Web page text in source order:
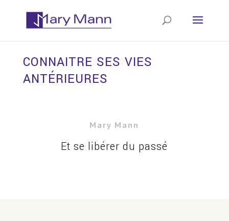
CONNAITRE SES VIES
ANTÉRIEURES
Mary Mann
Et se libérer du passé